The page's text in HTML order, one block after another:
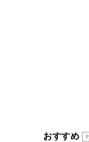
開発への関心を押し上げた
おすすめ